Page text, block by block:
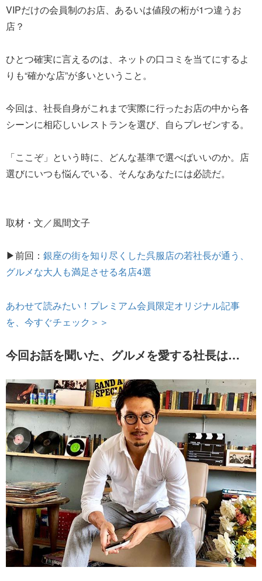
VIPだけの会員制のお店、あるいは値段の桁が1つ違うお
店？
ひとつ確実に言えるのは、ネットの口コミを当てにするよ
りも“確かな店”が多いということ。
今回は、社長自身がこれまで実際に行ったお店の中から各
シーンに相応しいレストランを選び、自らプレゼンする。
「ここぞ」という時に、どんな基準で選べばいいのか。店
選びにいつも悩んでいる、そんなあなたには必読だ。
取材・文／風間文子
▶前回： 銀座の街を知り尽くした呉服店の若社長が通う、
グルメな大人も満足させる名店4選
あわせて読みたい！プレミアム会員限定オリジナル記事
を、今すぐチェック＞＞
今回お話を聞いた、グルメを愛する社長は…